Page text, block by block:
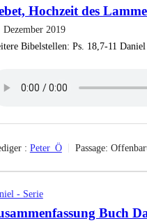
Hochzeit des
Dezember 2019
Bibelstellen: Ps. 18,7-11
: Peter_Ö Passage:
- Serie
Buch